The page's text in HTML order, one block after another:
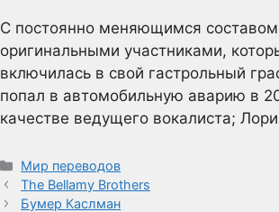
С постоянно меняющимся
оригинальными участниками,
включилась в свой гастрольный
попал в автомобильную аварию в
качестве ведущего вокалиста;
Рубрики
Мир переводов
The Bellamy Brothers
Бумер Каслман